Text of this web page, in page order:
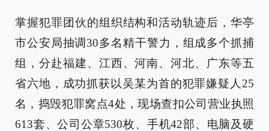
掌握犯罪团伙的组织结构和活动轨迹后，华亭
市公安局抽调30多名精干警力，组成多个抓捕
组，分赴福建、江西、河南、河北、广东等五
省六地，成功抓获以吴某为首的犯罪嫌疑人25
名，捣毁犯罪窝点4处，现场查扣公司营业执照
613套、公司公章530枚、手机42部、电脑及硬